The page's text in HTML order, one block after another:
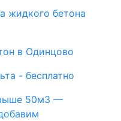
жидкого бетона
в Одинцово
- бесплатно
50м3 —